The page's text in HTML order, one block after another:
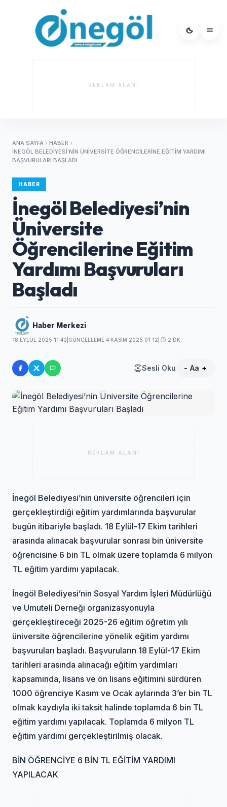
REKLAM ALANI
ANA SAYFA
HABER
İNEGÖL BELEDIYESI’NIN ÜNIVERSITE ÖĞRENCILERINE EĞITIM YARDIMI
BAŞVURULARI BAŞLADI
HABER
İnegöl Belediyesi’nin
Üniversite
Öğrencilerine Eğitim
Yardımı Başvuruları
Başladı
Haber Merkezi
18 EYLÜL 2025 11:40 GÜNCELLEME 4 KASIM 2025 01:12 2 DK
Sesli Oku - Aa +
REKLAM ALANI
İnegöl Belediyesi’nin üniversite öğrencileri için
gerçekleştirdiği eğitim yardımlarında başvurular
bugün itibariyle başladı. 18 Eylül-17 Ekim tarihleri
arasında alınacak başvurular sonrası bin üniversite
öğrencisine 6 bin TL olmak üzere toplamda 6 milyon
TL eğitim yardımı yapılacak.
İnegöl Belediyesi’nin Sosyal Yardım İşleri Müdürlüğü
ve Umuteli Derneği organizasyonuyla
gerçekleştireceği 2025-26 eğitim öğretim yılı
üniversite öğrencilerine yönelik eğitim yardımı
başvuruları başladı. Başvuruların 18 Eylül-17 Ekim
tarihleri arasında alınacağı eğitim yardımları
kapsamında, lisans ve ön lisans eğitimini sürdüren
1000 öğrenciye Kasım ve Ocak aylarında 3’er bin TL
olmak kaydıyla iki taksit halinde toplamda 6 bin TL
eğitim yardımı yapılacak. Toplamda 6 milyon TL
eğitim yardımı gerçekleştirilmiş olacak.
BİN ÖĞRENCİYE 6 BİN TL EĞİTİM YARDIMI
YAPILACAK